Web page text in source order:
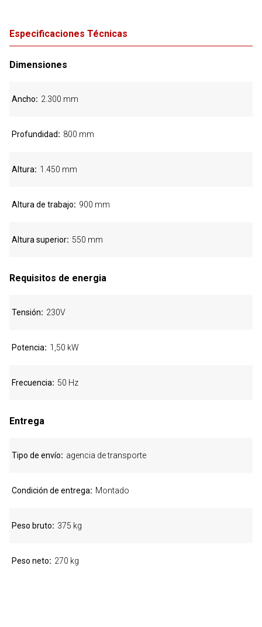
Especificaciones Técnicas
Dimensiones
Ancho 2.300 mm
Profundidad 800 mm
Altura 1.450 mm
Altura de trabajo 900 mm
Altura superior 550 mm
Requisitos de energia
Tensión 230V
Potencia 1,50 kW
Frecuencia 50 Hz
Entrega
Tipo de envío agencia de transporte
Condición de entrega Montado
Peso bruto 375 kg
Peso neto 270 kg